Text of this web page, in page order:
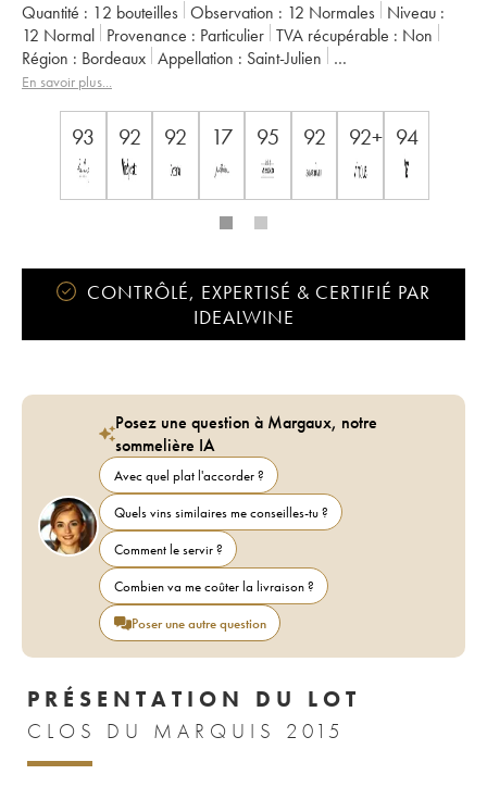
Quantité : 12 bouteilles Observation : 12 Normales
Niveau :
12 Normal Provenance : particulier TVA récupérable :
non
Région :
Bordeaux Appellation :
Saint-Julien
Propriétaire :
En savoir plus...
93 92 92 17 95 92 92+ 94
CONTRÔLÉ, EXPERTISÉ & CERTIFIÉ PAR
IDEALWINE
Posez une question à Margaux, notre
sommelière IA
Avec quel plat l'accorder ?
Quels vins similaires me conseilles-tu ?
Comment le servir ?
Combien va me coûter la livraison ?
Poser une autre question
PRÉSENTATION DU LOT
CLOS DU MARQUIS 2015